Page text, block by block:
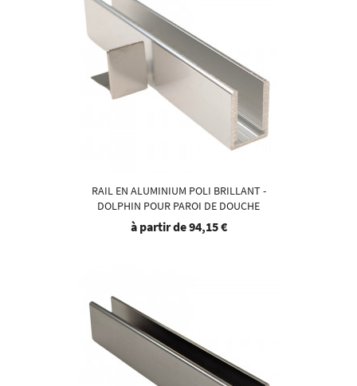
RAIL EN ALUMINIUM POLI BRILLANT -
DOLPHIN POUR PAROI DE DOUCHE
à partir de94,15 €